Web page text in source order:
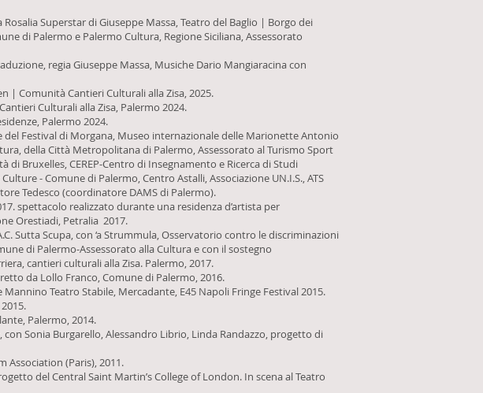
Superstar di Giuseppe Massa, Teatro del Baglio | Borgo dei
di Palermo e Palermo Cultura, Regione Siciliana, Assessorato
regia Giuseppe Massa, Musiche Dario Mangiaracina con
| Comunità Cantieri Culturali alla Zisa, 2025.
Culturali alla Zisa, Palermo 2024.
Palermo 2024.
del Festival di Morgana, Museo internazionale delle Marionette Antonio
della Città Metropolitana di Palermo, Assessorato al Turismo Sport
di Bruxelles, CEREP-Centro di Insegnamento e Ricerca di Studi
- Comune di Palermo, Centro Astalli, Associazione UN.I.S., ATS
Tedesco (coordinatore DAMS di Palermo).
spettacolo realizzato durante una residenza d’artista per
Orestiadi, Petralia 2017.
Sutta Scupa, con ‘a Strummula, Osservatorio contro le discriminazioni
di Palermo-Assessorato alla Cultura e con il sostegno
cantieri culturali alla Zisa. Palermo, 2017.
da Lollo Franco, Comune di Palermo, 2016.
Teatro Stabile, Mercadante, E45 Napoli Fringe Festival 2015.
Palermo, 2014.
Sonia Burgarello, Alessandro Librio, Linda Randazzo, progetto di
(Paris), 2011.
del Central Saint Martin’s College of London. In scena al Teatro